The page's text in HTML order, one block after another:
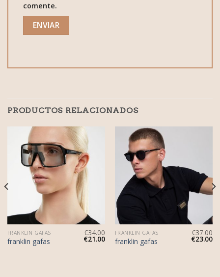
comente.
PRODUCTOS RELACIONADOS
FRANKLIN GAFAS
franklin gafas
€34.00
€21.00
FRANKLIN GAFAS
franklin gafas
€37.00
€23.00